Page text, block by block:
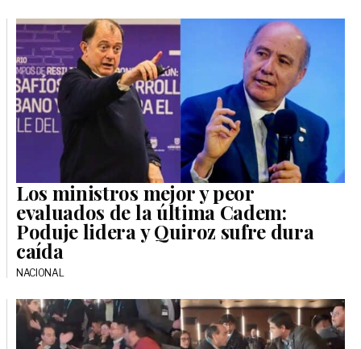
Los ministros mejor y peor
evaluados de la última Cadem:
Poduje lidera y Quiroz sufre dura
caída
NACIONAL